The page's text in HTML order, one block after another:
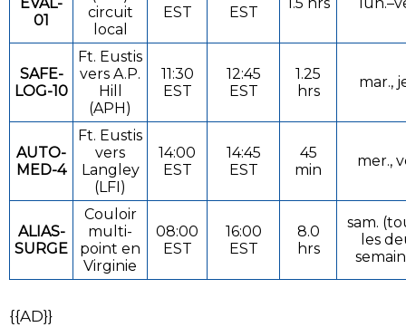
01
circuit
local
EST
EST
SAFE-
LOG-10
Ft. Eustis
vers A.P.
Hill
(APH)
11:30
EST
12:45
EST
1.25
hrs
mar.,
AUTO-
MED-4
Ft. Eustis
vers
Langley
(LFI)
14:00
EST
14:45
EST
45
min
mer.,
ALIAS-
SURGE
Couloir
multi-
point en
Virginie
08:00
EST
16:00
EST
8.0
hrs
sam.
les
{{AD}}